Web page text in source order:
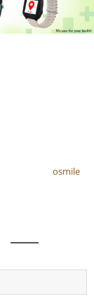
osmile